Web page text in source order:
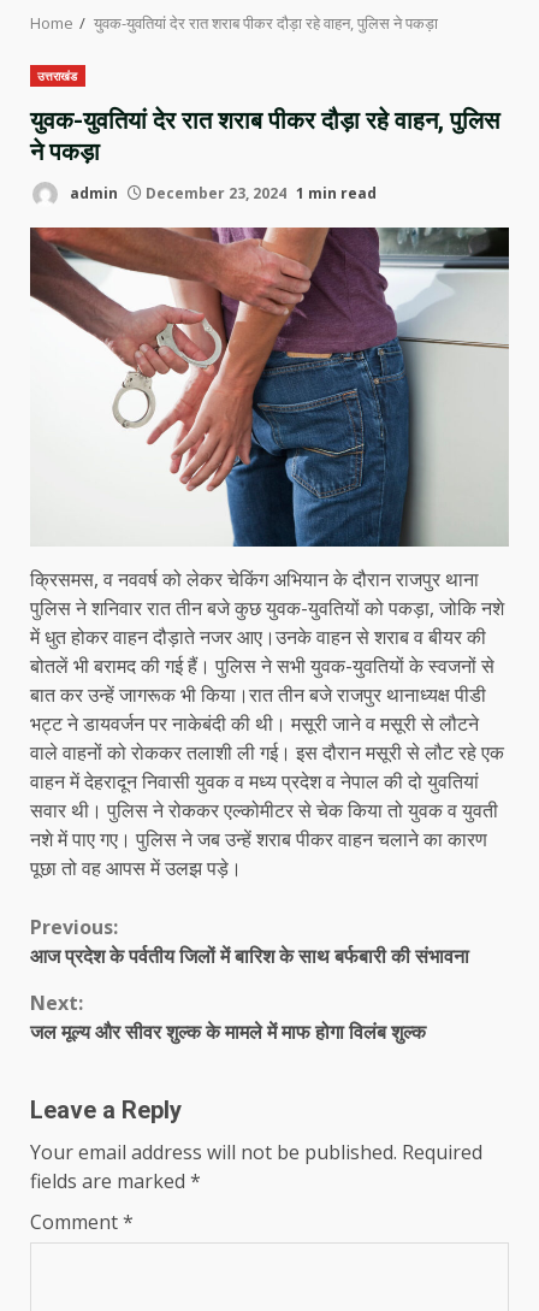
Home युवक-युवतियां देर रात शराब पीकर दौड़ा रहे वाहन, पुलिस ने पकड़ा
उत्तराखंड
युवक-युवतियां देर रात शराब पीकर दौड़ा रहे वाहन, पुलिस
ने पकड़ा
admin December 23, 2024 1 min read
क्रिसमस, व नववर्ष को लेकर चेकिंग अभियान के दौरान राजपुर थाना
पुलिस ने शनिवार रात तीन बजे कुछ युवक-युवतियों को पकड़ा, जोकि नशे
में धुत होकर वाहन दौड़ाते नजर आए।उनके वाहन से शराब व बीयर की
बोतलें भी बरामद की गई हैं। पुलिस ने सभी युवक-युवतियों के स्वजनों से
बात कर उन्हें जागरूक भी किया।रात तीन बजे राजपुर थानाध्यक्ष पीडी
भट्ट ने डायवर्जन पर नाकेबंदी की थी। मसूरी जाने व मसूरी से लौटने
वाले वाहनों को रोककर तलाशी ली गई। इस दौरान मसूरी से लौट रहे एक
वाहन में देहरादून निवासी युवक व मध्य प्रदेश व नेपाल की दो युवतियां
सवार थी। पुलिस ने रोककर एल्कोमीटर से चेक किया तो युवक व युवती
नशे में पाए गए। पुलिस ने जब उन्हें शराब पीकर वाहन चलाने का कारण
पूछा तो वह आपस में उलझ पड़े।
Continue
Reading
Previous:
आज प्रदेश के पर्वतीय जिलों में बारिश के साथ बर्फबारी की संभावना
Next:
जल मूल्य और सीवर शुल्क के मामले में माफ होगा विलंब शुल्क
Leave a Reply
Your email address will not be published. Required
fields are marked *
Comment*